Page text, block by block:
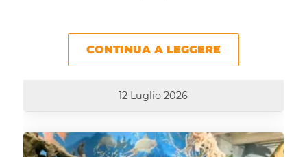
CONTINUA A LEGGERE
12 Luglio 2026